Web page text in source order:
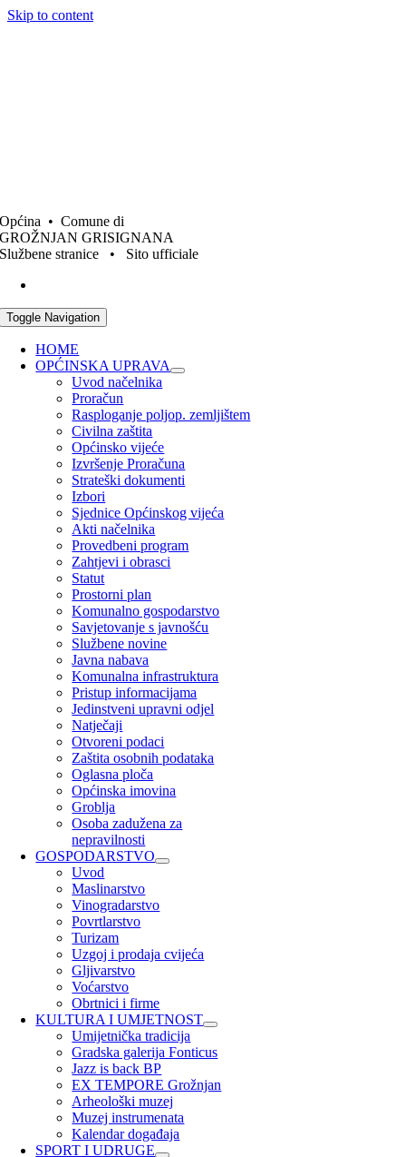
Skip to content
Općina • Comune di
GROŽNJAN GRISIGNANA
Službene stranice • Sito ufficiale
Toggle Navigation
HOME
OPĆINSKA UPRAVA
Uvod načelnika
Proračun
Rasploganje poljop. zemljištem
Civilna zaštita
Općinsko vijeće
Izvršenje Proračuna
Strateški dokumenti
Izbori
Sjednice Općinskog vijeća
Akti načelnika
Provedbeni program
Zahtjevi i obrasci
Statut
Prostorni plan
Komunalno gospodarstvo
Savjetovanje s javnošću
Službene novine
Javna nabava
Komunalna infrastruktura
Pristup informacijama
Jedinstveni upravni odjel
Natječaji
Otvoreni podaci
Zaštita osobnih podataka
Oglasna ploča
Općinska imovina
Groblja
Osoba zadužena za
nepravilnosti
GOSPODARSTVO
Uvod
Maslinarstvo
Vinogradarstvo
Povrtlarstvo
Turizam
Uzgoj i prodaja cvijeća
Gljivarstvo
Voćarstvo
Obrtnici i firme
KULTURA I UMJETNOST
Umijetnička tradicija
Gradska galerija Fonticus
Jazz is back BP
EX TEMPORE Grožnjan
Arheološki muzej
Muzej instrumenata
Kalendar događaja
SPORT I UDRUGE